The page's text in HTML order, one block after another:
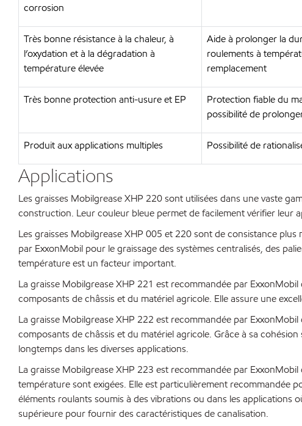
corrosion
Très bonne résistance à la chaleur, à
l’oxydation et à la dégradation à
température élevée
Aide à prolonger la
roulements à
remplacement
Très bonne protection anti-usure et EP
Protection fiable du
possibilité de
Produit aux applications multiples Possibilité de
Applications
Les graisses Mobilgrease XHP 220 sont utilisées dans une vaste
construction. Leur couleur bleue permet de facilement vérifier leur
Les graisses Mobilgrease XHP 005 et 220 sont de consistance
par ExxonMobil pour le graissage des systèmes centralisés, des
température est un facteur important.
La graisse Mobilgrease XHP 221 est recommandée par
composants de châssis et du matériel agricole. Elle assure une
La graisse Mobilgrease XHP 222 est recommandée par
composants de châssis et du matériel agricole. Grâce à sa
longtemps dans les diverses applications.
La graisse Mobilgrease XHP 223 est recommandée par
température sont exigées. Elle est particulièrement recommandée
éléments roulants soumis à des vibrations ou dans les applications
supérieure pour fournir des caractéristiques de canalisation.